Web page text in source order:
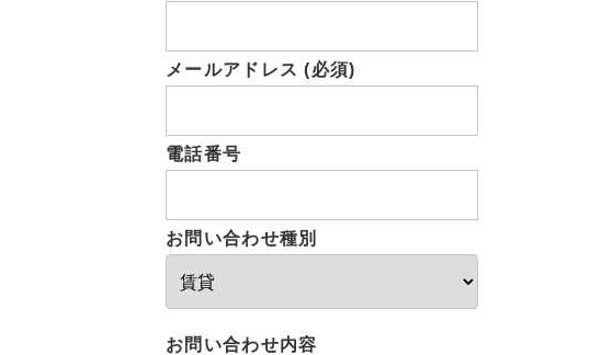
メールアドレス (必須)
電話番号
お問い合わせ種別
お問い合わせ内容